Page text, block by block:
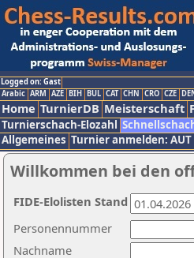
Logged on: Gast
Arabic ARM AZE BIH BUL CAT CHN CRO CZE
Home TurnierDB Meisterschaft
Turnierschach-Elozahl
Allgemeines Turnier anmelden: AUT
Willkommen bei den
Nachname
Personennummer
FIDE-Elolisten Stand